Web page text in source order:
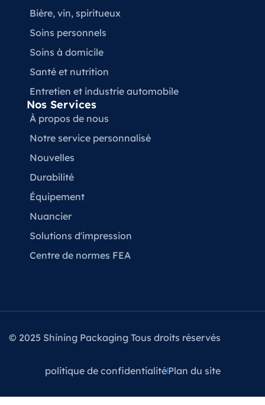
Bière, vin, spiritueux
Soins personnels
Soins à domicile
Santé et nutrition
Entretien et industrie automobile
Nos Services
À propos de nous
Notre service personnalisé
Nouvelles
Durabilité
Équipement
Nuancier
Solutions d'impression
Centre de normes FEA
© 2025 Shining Packaging Tous droits réservés
politique de confidentialitéPlan du site